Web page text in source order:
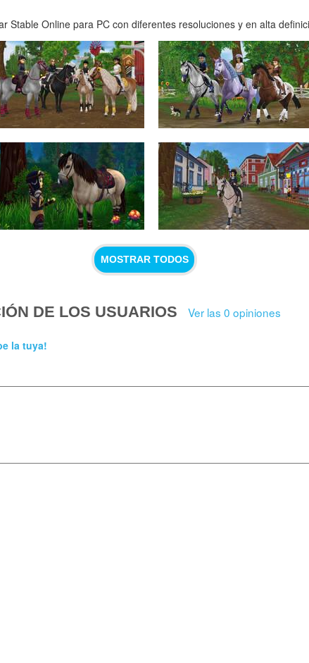
Stable Online para PC con diferentes resoluciones y en alta
MOSTRAR TODOS
DE LOS USUARIOS Ver las 0 opiniones
la tuya!